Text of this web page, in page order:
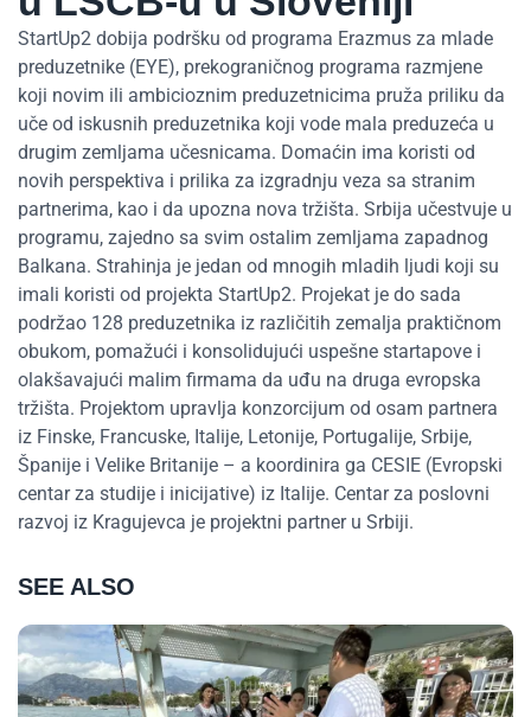
StartUp2 dobija podršku od programa Erazmus za mlade
preduzetnike (EYE), prekograničnog programa razmjene
koji novim ili ambicioznim preduzetnicima pruža priliku da
uče od iskusnih preduzetnika koji vode mala preduzeća u
drugim zemljama učesnicama. Domaćin ima koristi od
novih perspektiva i prilika za izgradnju veza sa stranim
partnerima, kao i da upozna nova tržišta. Srbija učestvuje u
programu, zajedno sa svim ostalim zemljama zapadnog
Balkana. Strahinja je jedan od mnogih mladih ljudi koji su
imali koristi od projekta StartUp2. Projekat je do sada
podržao 128 preduzetnika iz različitih zemalja praktičnom
obukom, pomažući i konsolidujući uspešne startapove i
olakšavajući malim firmama da uđu na druga evropska
tržišta. Projektom upravlja konzorcijum od osam partnera
iz Finske, Francuske, Italije, Letonije, Portugalije, Srbije,
Španije i Velike Britanije – a koordinira ga CESIE (Evropski
centar za studije i inicijative) iz Italije. Centar za poslovni
razvoj iz Kragujevca je projektni partner u Srbiji.
SEE ALSO